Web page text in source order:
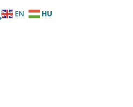
EN HU